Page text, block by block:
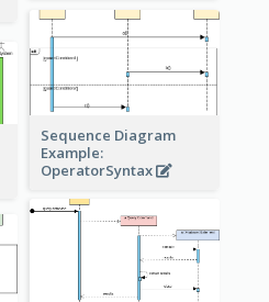
Sequence Diagram
Example:
OperatorSyntax